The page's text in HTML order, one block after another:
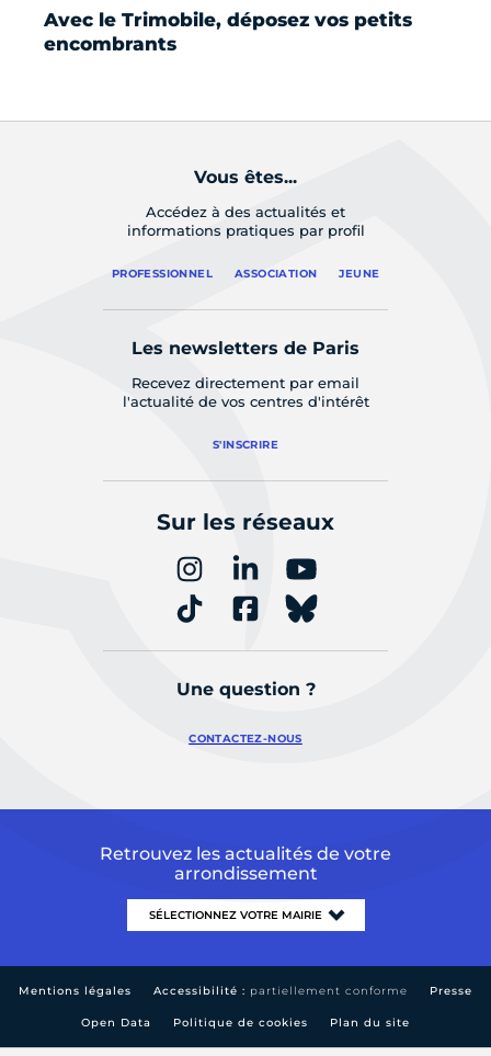
Avec le Trimobile, déposez vos petits
encombrants
Vous êtes...
Accédez à des actualités et
informations pratiques par profil
PROFESSIONNEL ASSOCIATION JEUNE
Les newsletters de Paris
Recevez directement par email
l'actualité de vos centres d'intérêt
S'INSCRIRE
Sur les réseaux
Une question ?
CONTACTEZ-NOUS
Retrouvez les actualités de votre
arrondissement
Mentions légales Accessibilité : partiellement conforme Presse
Open Data Politique de cookies Plan du site